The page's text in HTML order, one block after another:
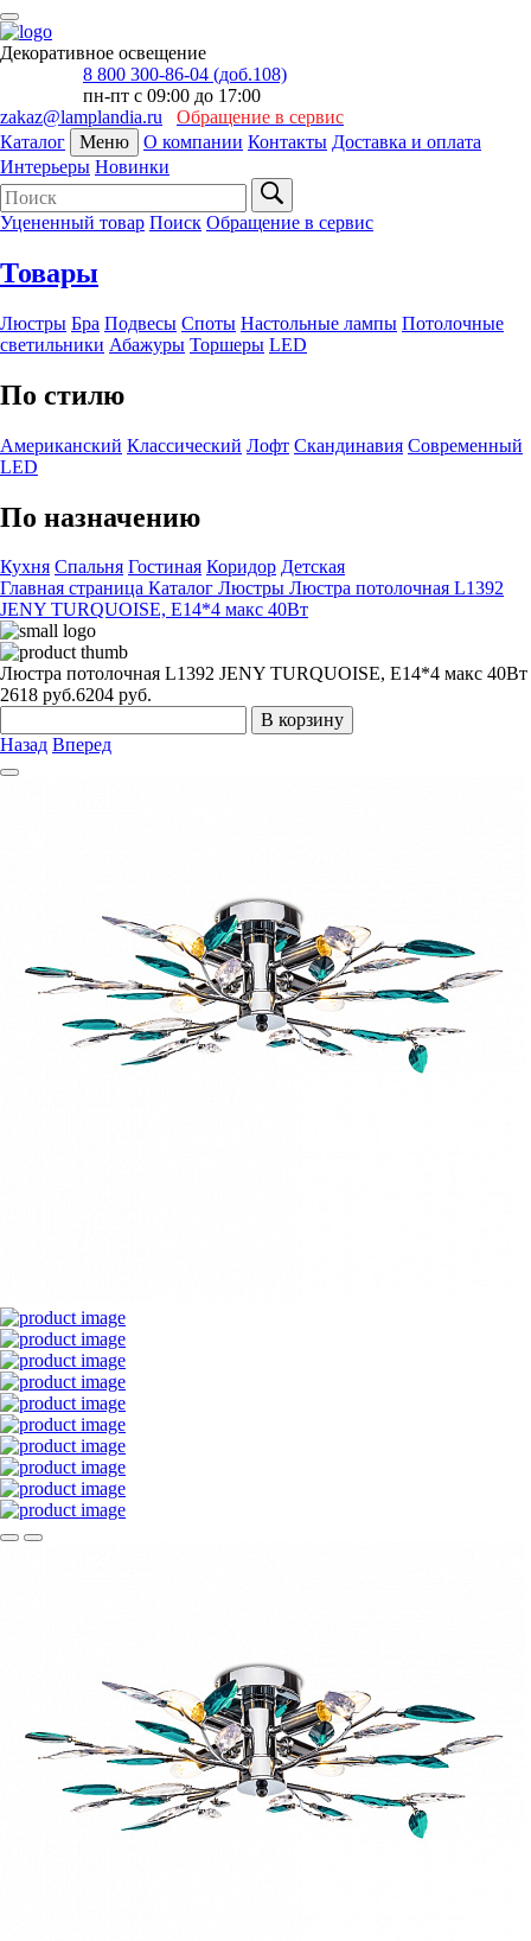
Декоративное освещение
8 800 300-86-04 (доб.108)
пн-пт с 09:00 до 17:00
zakaz@lamplandia.ru
Обращение в сервис
Каталог
Меню О компании Контакты Доставка и оплата
Интерьеры Новинки
Уцененный товар Поиск Обращение в сервис
Товары
Люстры Бра Подвесы Споты Настольные лампы Потолочные
светильники Абажуры Торшеры LED
По стилю
Американский Классический Лофт Скандинавия Современный
LED
По назначению
Кухня Спальня Гостиная Коридор Детская
Главная страница Каталог Люстры Люстра потолочная L1392
JENY TURQUOISE, E14*4 макс 40Вт
Люстра потолочная L1392 JENY TURQUOISE, E14*4 макс 40Вт
2618 руб.6204 руб.
В корзину
Назад Вперед